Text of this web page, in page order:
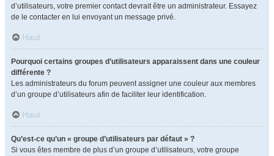
d’utilisateurs, votre premier contact devrait être un administrateur. Essayez
de le contacter en lui envoyant un message privé.
Haut
Pourquoi certains groupes d’utilisateurs apparaissent dans une couleur
différente ?
Les administrateurs du forum peuvent assigner une couleur aux membres
d’un groupe d’utilisateurs afin de faciliter leur identification.
Haut
Qu’est-ce qu’un « groupe d’utilisateurs par défaut » ?
Si vous êtes membre de plus d’un groupe d’utilisateurs, votre groupe